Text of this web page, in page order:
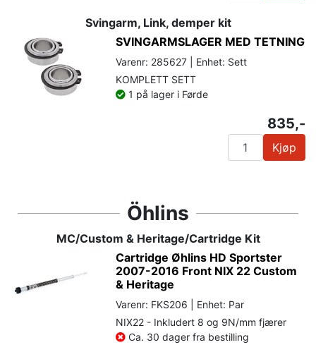
Svingarm, Link, demper kit
SVINGARMSLAGER MED TETNING
Varenr: 285627 | Enhet: Sett
KOMPLETT SETT
1 på lager i Førde
835,-
Kjøp
Öhlins
MC/Custom & Heritage/Cartridge Kit
Cartridge Øhlins HD Sportster
2007-2016 Front NIX 22 Custom
& Heritage
Varenr: FKS206 | Enhet: Par
NIX22 - Inkludert 8 og 9N/mm fjærer
Ca. 30 dager fra bestilling